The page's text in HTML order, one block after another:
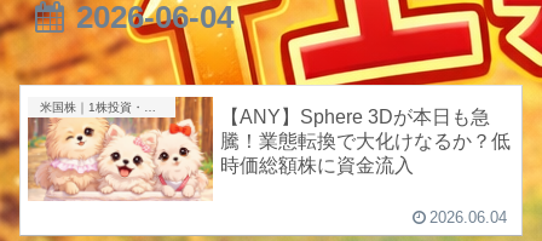
2026-06-04
米国株｜1株投資・成長株
【ANY】Sphere 3Dが本日も急
騰！業態転換で大化けなるか？低
時価総額株に資金流入
2026.06.04